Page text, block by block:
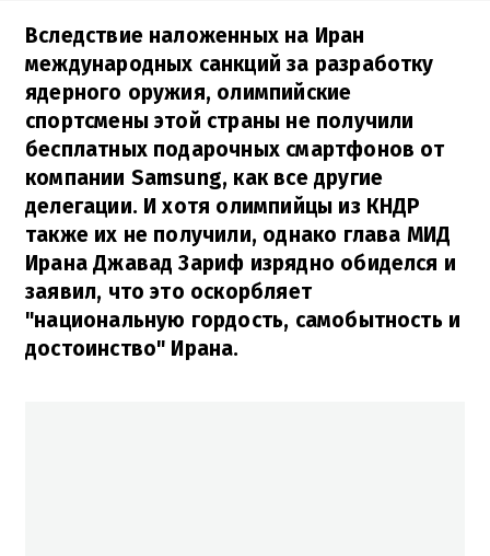
Вследствие наложенных на Иран
международных санкций за разработку
ядерного оружия, олимпийские
спортсмены этой страны не получили
бесплатных подарочных смартфонов от
компании Samsung, как все другие
делегации. И хотя олимпийцы из КНДР
также их не получили, однако глава МИД
Ирана Джавад Зариф изрядно обиделся и
заявил, что это оскорбляет
"национальную гордость, самобытность и
достоинство" Ирана.